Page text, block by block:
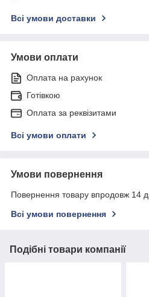
Всі умови доставки
Умови оплати
Оплата на рахунок
Готівкою
Оплата за реквізитами
Всі умови оплати
Умови повернення
Повернення товару впродовж 14
Всі умови повернення
Подібні товари компанії